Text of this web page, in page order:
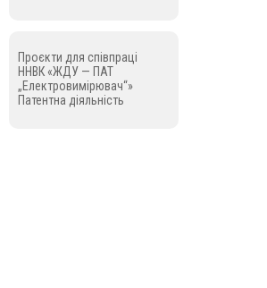
Проєкти для співпраці
ННВК «ЖДУ — ПАТ
„Електровимірювач“»
Патентна діяльність